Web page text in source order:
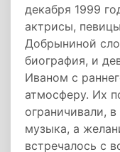
декабря 1999
актрисы,
Добрыниной
биография, и
Иваном с
атмосферу. Их
ограничивали,
музыка, а
встречалось с